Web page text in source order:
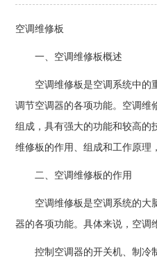
空调维修板
一、空调维修板概述
空调维修板是空调系统中的
调节空调器的各项功能。空调维
组成，具有强大的功能和较高的
维修板的作用、组成和工作原理
二、空调维修板的作用
空调维修板是空调系统的大
器的各项功能。具体来说，空调
控制空调器的开关机、制冷